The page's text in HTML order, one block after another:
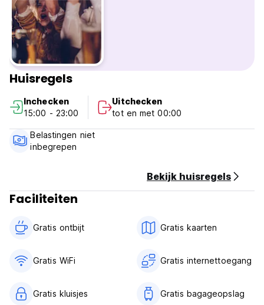
Huisregels
Inchecken
15:00 - 23:00
Uitchecken
tot en met 00:00
Belastingen niet
inbegrepen
Bekijk huisregels
Faciliteiten
Gratis ontbijt‎ Gratis kaarten
Gratis WiFi Gratis internettoegang
Gratis kluisjes Gratis bagageopslag